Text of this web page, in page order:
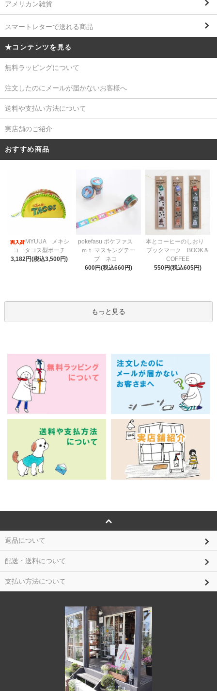
アメリカン雑貨
スマートレターで送れる商品
★コンテンツを見る
無料ラッピングについて
注文したのにメールが届かないお客様へ
送料や支払い方法について
実店舗のご紹介
おすすめ商品
MYUUA メキシ
コ タコス型ポーチ
3,182円(税込3,500円)
pokefasu ポケファス
ｍｔ マスキングテー
プ ネコ
600円(税込660円)
本とコーヒーのしおり
ブックマーク BOOK＆
COFFEE
550円(税込605円)
もっと見る
返品について
配送・送料について
支払い方法について